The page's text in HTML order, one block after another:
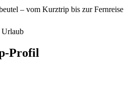
– vom Kurztrip bis zur Fernreise
Profil